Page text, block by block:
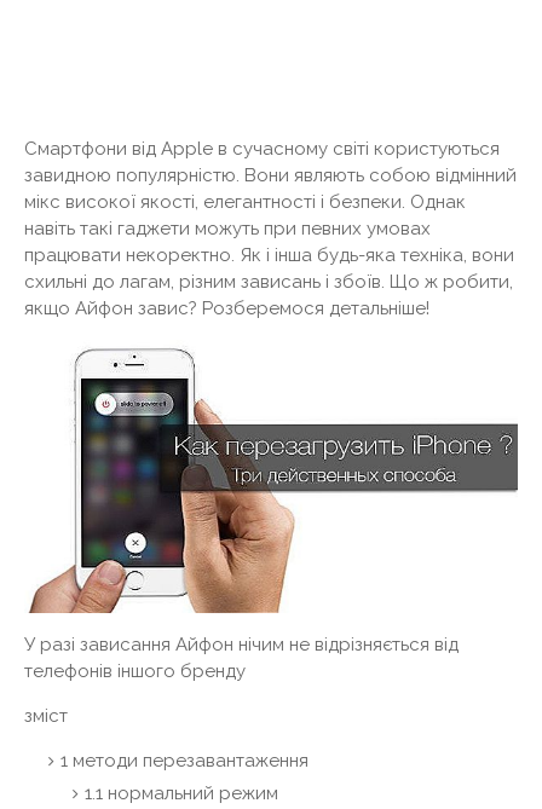
Смартфони від Apple в сучасному світі користуються
завидною популярністю. Вони являють собою відмінний
мікс високої якості, елегантності і безпеки. Однак
навіть такі гаджети можуть при певних умовах
працювати некоректно. Як і інша будь-яка техніка, вони
схильні до лагам, різним зависань і збоїв. Що ж робити,
якщо Айфон завис? Розберемося детальніше!
У разі зависання Айфон нічим не відрізняється від
телефонів іншого бренду
зміст
1 методи перезавантаження
1.1 нормальний режим